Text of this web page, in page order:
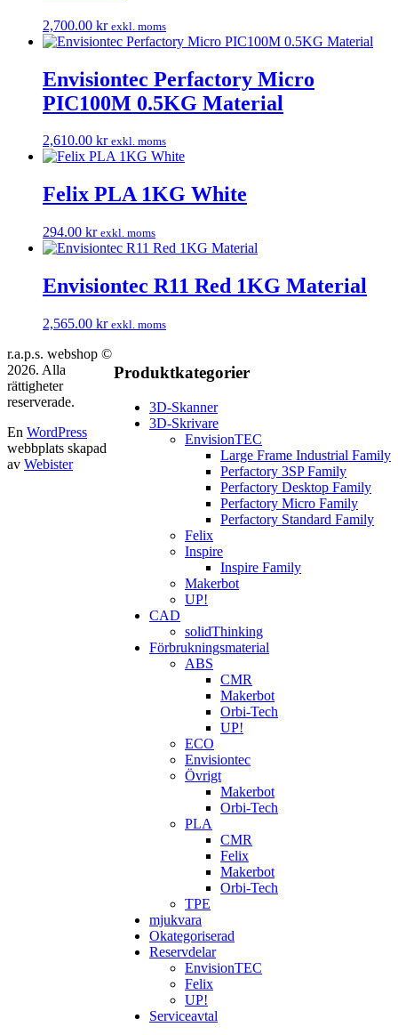
2,700.00 kr exkl. moms
Envisiontec Perfactory Micro
PIC100M 0.5KG Material
2,610.00 kr exkl. moms
Felix PLA 1KG White
294.00 kr exkl. moms
Envisiontec R11 Red 1KG Material
2,565.00 kr exkl. moms
Produktkategorier
3D-Skanner
3D-Skrivare
EnvisionTEC
Large Frame Industrial Family
Perfactory 3SP Family
Perfactory Desktop Family
Perfactory Micro Family
Perfactory Standard Family
Felix
Inspire
Inspire Family
Makerbot
UP!
CAD
solidThinking
Förbrukningsmaterial
ABS
CMR
Makerbot
Orbi-Tech
UP!
ECO
Envisiontec
Övrigt
Makerbot
Orbi-Tech
PLA
CMR
Felix
Makerbot
Orbi-Tech
TPE
mjukvara
Okategoriserad
Reservdelar
EnvisionTEC
Felix
UP!
Serviceavtal
r.a.p.s. webshop ©
2026. Alla
rättigheter
reserverade.
En WordPress
webbplats skapad
av Webister